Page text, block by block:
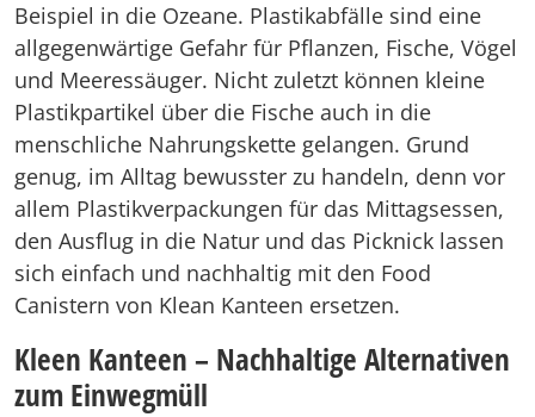
Beispiel in die Ozeane. Plastikabfälle sind eine
allgegenwärtige Gefahr für Pflanzen, Fische, Vögel
und Meeressäuger. Nicht zuletzt können kleine
Plastikpartikel über die Fische auch in die
menschliche Nahrungskette gelangen. Grund
genug, im Alltag bewusster zu handeln, denn vor
allem Plastikverpackungen für das Mittagsessen,
den Ausflug in die Natur und das Picknick lassen
sich einfach und nachhaltig mit den Food
Canistern von Klean Kanteen ersetzen.
Kleen Kanteen – Nachhaltige Alternativen
zum Einwegmüll